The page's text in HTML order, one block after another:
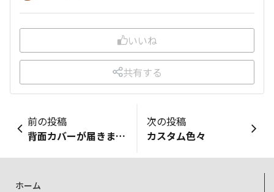
いいね
共有する
前の投稿
背面カバーが届きました
次の投稿
カスタム色々
ホーム